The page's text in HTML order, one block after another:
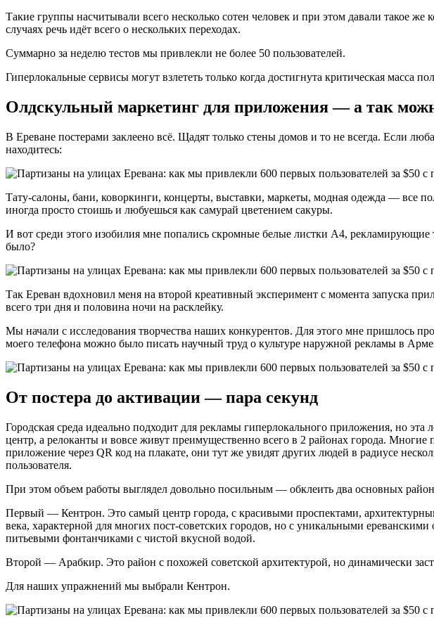
Такие группы насчитывали всего несколько сотен человек и при этом давали такое
случаях речь идёт всего о нескольких переходах.
Суммарно за неделю тестов мы привлекли не более 50 пользователей.
Гиперлокальные сервисы могут взлететь только когда достигнута критическая масса
Олдскульный маркетинг для приложения — а так
В Ереване постерами заклеено всё. Щадят только стены домов и то не всегда. Если
находитесь:
Тату-салоны, бани, коворкинги, концерты, выставки, маркеты, модная одежда — все
иногда просто стоишь и любуешься как самурай цветением сакуры.
И вот среди этого изобилия мне попались скромные белые листки А4,
было?
Так Ереван вдохновил меня на второй креативный эксперимент с момента запуска
всего три дня и половина ночи на расклейку.
Мы начали с исследования творчества наших конкурентов. Для этого мне пришлось
моего телефона можно было писать научный труд о культуре наружной рекламы в
От постера до активации — пара секунд
Городская среда идеально подходит для рекламы гиперлокального приложения, но
центр, а релоканты и вовсе живут преимущественно всего в 2 районах города.
приложение через QR код на плакате, они тут же увидят других людей в радиусе
пользователя.
При этом объем работы выглядел довольно посильным — обклеить два основных
Первый — Кентрон. Это самый центр города, с красивыми проспектами,
века, характерной для многих пост-советских городов, но с уникальными
питьевыми фонтанчиками с чистой вкусной водой.
Второй — Арабкир. Это район с похожей советской архитектурой, но динамически
Для наших упражнений мы выбрали Кентрон.